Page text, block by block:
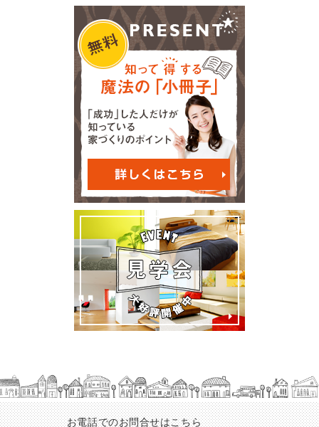
お電話でのお問合せはこちら